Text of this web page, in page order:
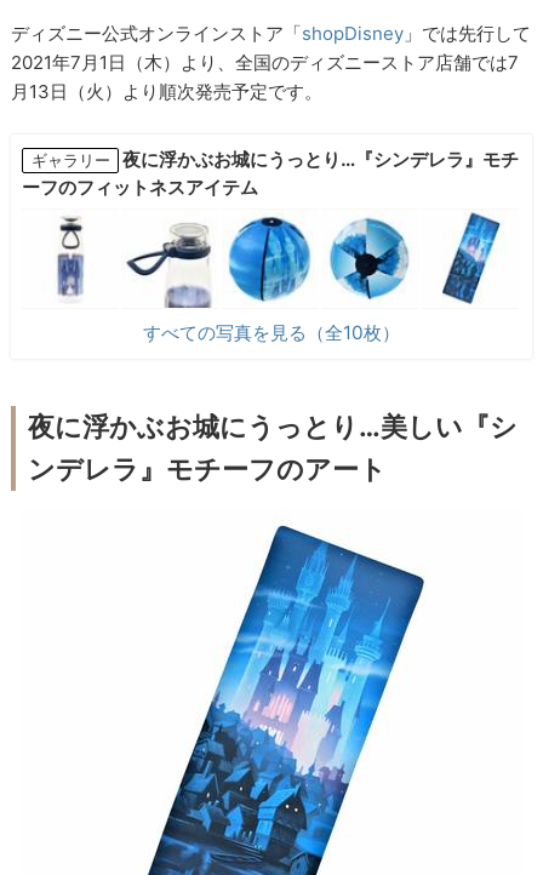
ディズニー公式オンラインストア「shopDisney 」では先行して
2021年7月1日（木）より、全国のディズニーストア店舗では7
月13日（火）より順次発売予定です。
ギャラリー
夜に浮かぶお城にうっとり…『シンデレラ』モチ
ーフのフィットネスアイテム
すべての写真を見る（全10枚）
夜に浮かぶお城にうっとり…美しい『シ
ンデレラ』モチーフのアート